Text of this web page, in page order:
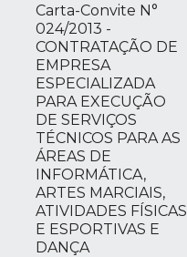
Carta-Convite N°
024/2013 -
CONTRATAÇÃO DE
EMPRESA
ESPECIALIZADA
PARA EXECUÇÃO
DE SERVIÇOS
TÉCNICOS PARA AS
ÁREAS DE
INFORMÁTICA,
ARTES MARCIAIS,
ATIVIDADES FÍSICAS
E ESPORTIVAS E
DANÇA